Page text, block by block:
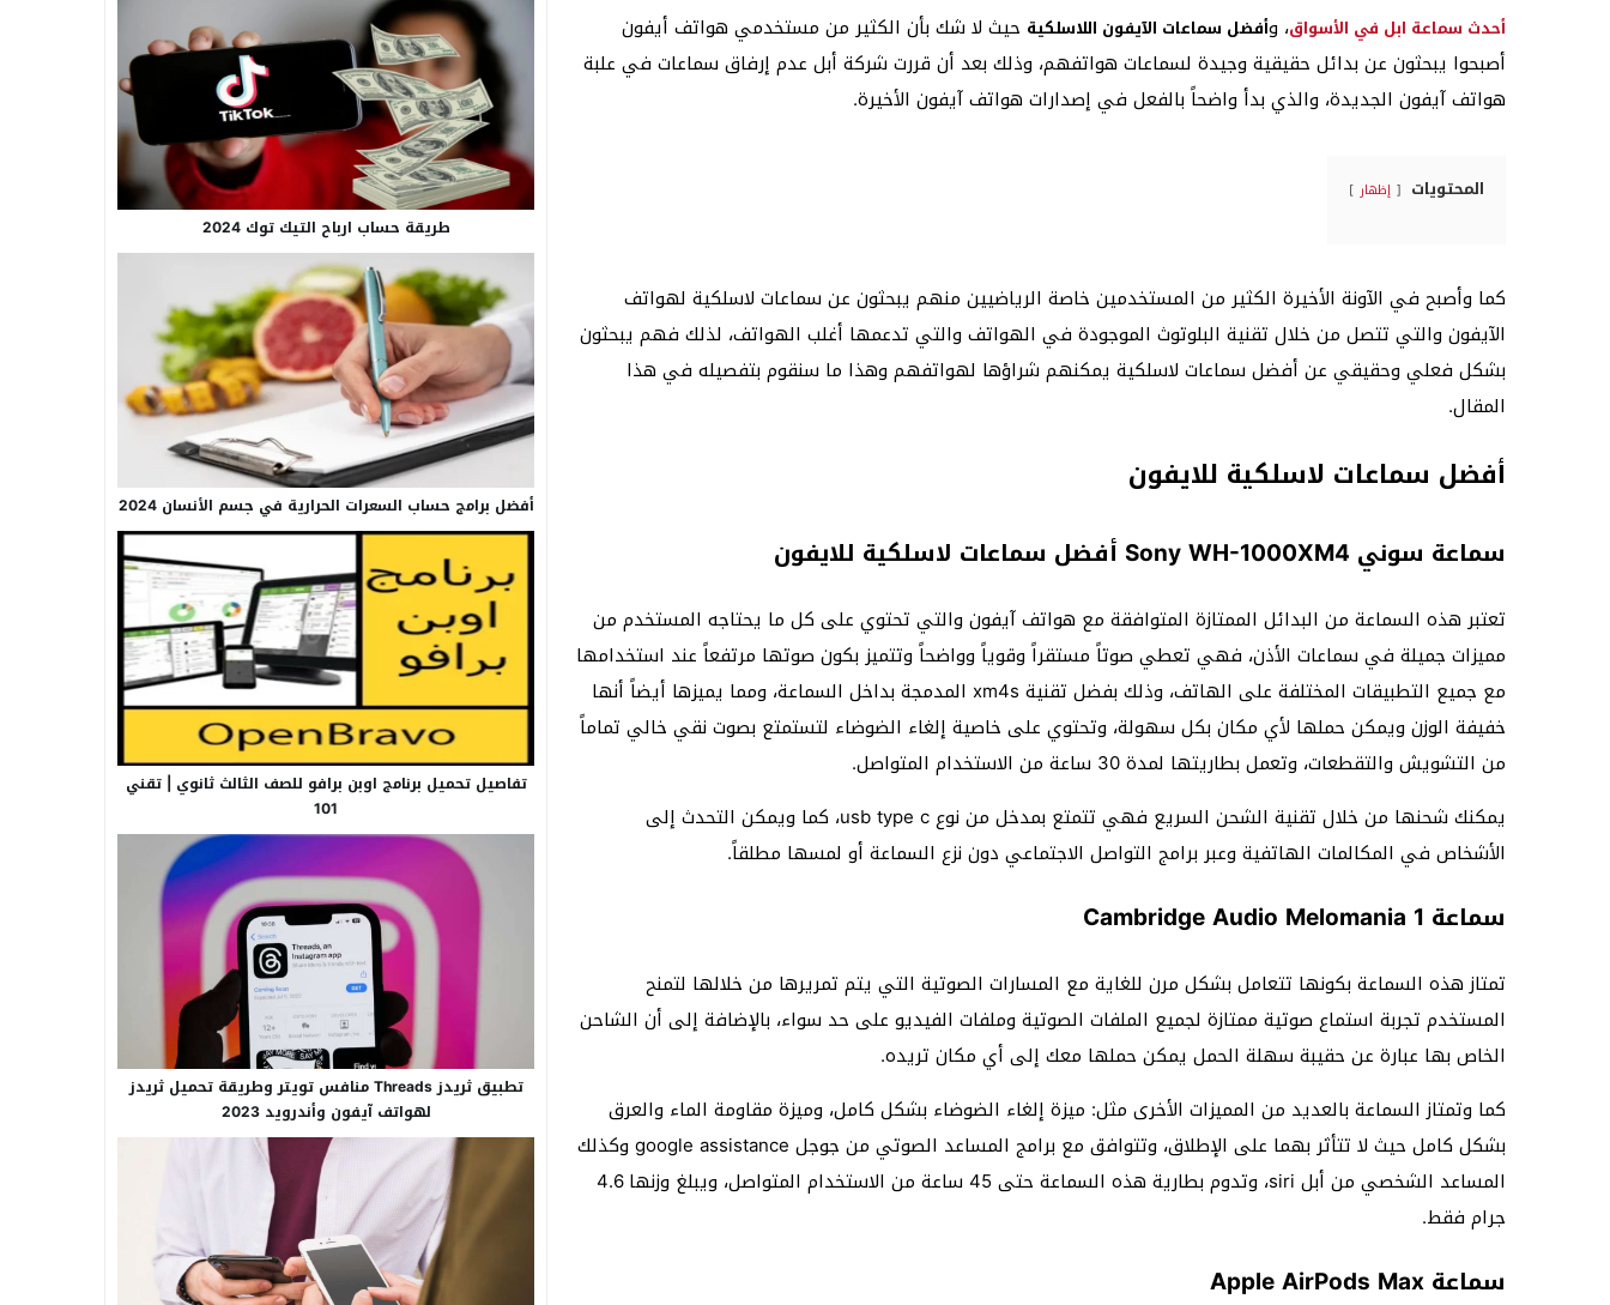
أحدث سماعة ابل في الأسواق، وأفضل سماعات الآيفون اللاسلكية حيث لا شك بأن الكثير من مستخدمي هواتف أيفون
أصبحوا يبحثون عن بدائل حقيقية وجيدة لسماعات هواتفهم، وذلك بعد أن قررت شركة أبل عدم إرفاق سماعات في علبة
هواتف آيفون الجديدة، والذي بدأ واضحاً بالفعل في إصدارات هواتف آيفون الأخيرة.
المحتويات إظهار
كما وأصبح في الآونة الأخيرة الكثير من المستخدمين خاصة الرياضيين منهم يبحثون عن سماعات لاسلكية لهواتف
الآيفون والتي تتصل من خلال تقنية البلوتوث الموجودة في الهواتف والتي تدعمها أغلب الهواتف، لذلك فهم يبحثون
بشكل فعلي وحقيقي عن أفضل سماعات لاسلكية يمكنهم شراؤها لهواتفهم وهذا ما سنقوم بتفصيله في هذا
المقال.
أفضل سماعات لاسلكية للايفون
سماعة سوني Sony WH-1000XM4 أفضل سماعات لاسلكية للايفون
تعتبر هذه السماعة من البدائل الممتازة المتوافقة مع هواتف آيفون والتي تحتوي على كل ما يحتاجه المستخدم من
مميزات جميلة في سماعات الأذن، فهي تعطي صوتاً مستقراً وقوياً وواضحاً وتتميز بكون صوتها مرتفعاً عند استخدامها
مع جميع التطبيقات المختلفة على الهاتف، وذلك بفضل تقنية xm4s المدمجة بداخل السماعة، ومما يميزها أيضاً أنها
خفيفة الوزن ويمكن حملها لأي مكان بكل سهولة، وتحتوي على خاصية إلغاء الضوضاء لتستمتع بصوت نقي خالي تماماً
من التشويش والتقطعات، وتعمل بطاريتها لمدة 30 ساعة من الاستخدام المتواصل.
يمكنك شحنها من خلال تقنية الشحن السريع فهي تتمتع بمدخل من نوع usb type c، كما ويمكن التحدث إلى
الأشخاص في المكالمات الهاتفية وعبر برامج التواصل الاجتماعي دون نزع السماعة أو لمسها مطلقاً.
سماعة Cambridge Audio Melomania 1
تمتاز هذه السماعة بكونها تتعامل بشكل مرن للغاية مع المسارات الصوتية التي يتم تمريرها من خلالها لتمنح
المستخدم تجربة استماع صوتية ممتازة لجميع الملفات الصوتية وملفات الفيديو على حد سواء، بالإضافة إلى أن الشاحن
الخاص بها عبارة عن حقيبة سهلة الحمل يمكن حملها معك إلى أي مكان تريده.
كما وتمتاز السماعة بالعديد من المميزات الأخرى مثل: ميزة إلغاء الضوضاء بشكل كامل، وميزة مقاومة الماء والعرق
بشكل كامل حيث لا تتأثر بهما على الإطلاق، وتتوافق مع برامج المساعد الصوتي من جوجل google assistance وكذلك
المساعد الشخصي من أبل siri، وتدوم بطارية هذه السماعة حتى 45 ساعة من الاستخدام المتواصل، ويبلغ وزنها 4.6
جرام فقط.
سماعة Apple AirPods Max
طريقة حساب ارباح التيك توك 2024
أفضل برامج حساب السعرات الحرارية في جسم الأنسان 2024
تفاصيل تحميل برنامج اوبن برافو للصف الثالث ثانوي | تقني
101
تطبيق ثريدز Threads منافس تويتر وطريقة تحميل ثريدز
لهواتف آيفون وأندرويد 2023